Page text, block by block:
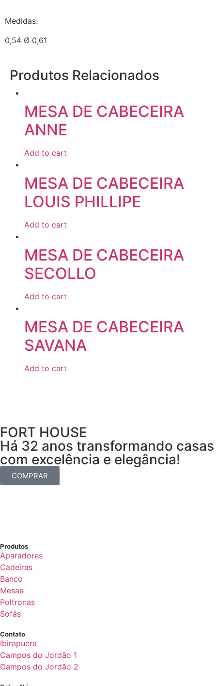
Medidas:
0,54 Ø 0,61
Produtos Relacionados
MESA DE CABECEIRA
ANNE
Add to cart
MESA DE CABECEIRA
LOUIS PHILLIPE
Add to cart
MESA DE CABECEIRA
SECOLLO
Add to cart
MESA DE CABECEIRA
SAVANA
Add to cart
FORT HOUSE
Há 32 anos transformando casas
com excelência e elegância!
COMPRAR
Produtos
Aparadores
Cadeiras
Banco
Mesas
Poltronas
Sofás
Contato
Ibirapuera
Campos do Jordão 1
Campos do Jordão 2